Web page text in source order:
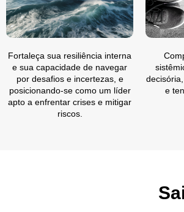
Fortaleça sua resiliência interna
e sua capacidade de navegar
por desafios e incertezas, e
posicionando-se como um líder
apto a enfrentar crises e mitigar
riscos.
e